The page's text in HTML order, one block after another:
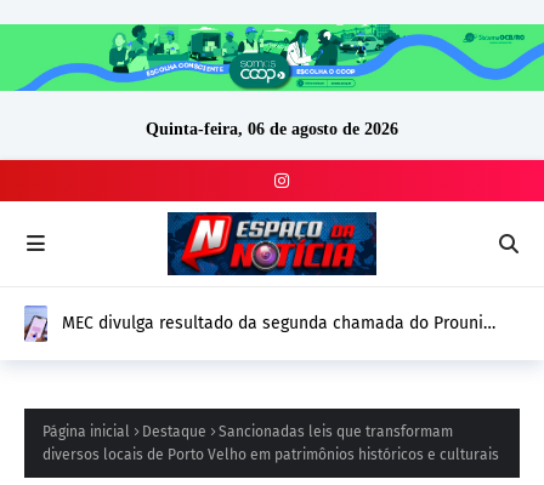
Quinta-feira, 06 de agosto de 2026
MEC divulga resultado da segunda chamada do Prouni
Página inicial Destaque
Sancionadas leis que transformam
diversos locais de Porto Velho em patrimônios históricos e culturais